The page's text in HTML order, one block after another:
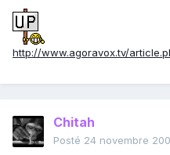
http://www.agoravox.tv/
Chitah
Posté 24 novembre